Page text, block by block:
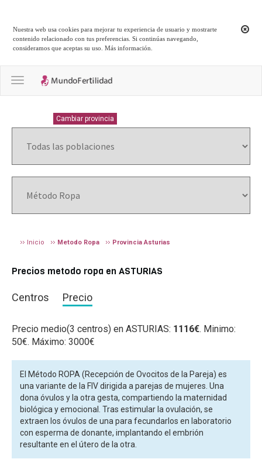
Nuestra web usa cookies para mejorar tu experiencia de usuario y mostrarte
contenido relacionado con tus preferencias. Si continúas navegando,
consideramos que aceptas su uso.Más información
Toggle navigation
Cambiar provincia
Inicio Metodo Ropa Provincia Asturias
Precios metodo ropa en ASTURIAS
Centros Precio
Precio medio(3 centros) en ASTURIAS: 1116€. Minimo:
50€. Máximo: 3000€
El Método ROPA (Recepción de Ovocitos de la Pareja) es
una variante de la FIV dirigida a parejas de mujeres. Una
dona óvulos y la otra gesta, compartiendo la maternidad
biológica y emocional. Tras estimular la ovulación, se
extraen los óvulos de una para fecundarlos en laboratorio
con esperma de donante, implantando el embrión
resultante en el útero de la otra.